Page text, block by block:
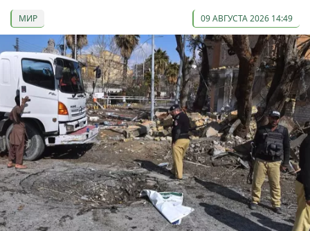
МИР 09 АВГУСТА 2026 14:49